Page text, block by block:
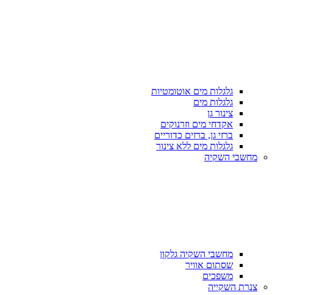
גלגלות מים אוטומטיות
גלגלות מים
צינור גן
אקדחי מים וזרנוקים
ברזי גן, ברזים כדוריים
גלגלות מים ללא צינור
מחשבי השקיה
מחשבי השקיה גלקון
שסתום אוויר
משפכים
צנרת השקייה